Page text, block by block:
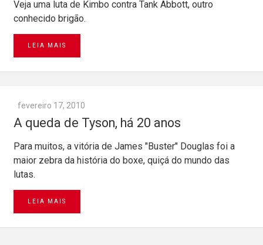
Veja uma luta de Kimbo contra Tank Abbott, outro
conhecido brigão.
LEIA MAIS
fevereiro 17, 2010
A queda de Tyson, há 20 anos
Para muitos, a vitória de James "Buster" Douglas foi a
maior zebra da história do boxe, quiçá do mundo das
lutas.
LEIA MAIS